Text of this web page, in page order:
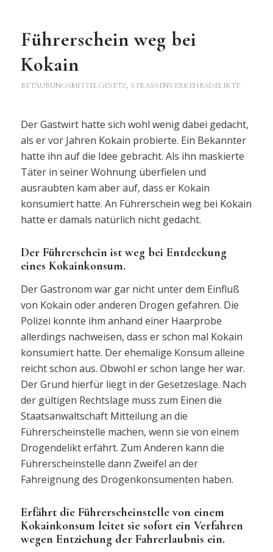
Führerschein weg bei
Kokain
BETÄUBUNGSMITTELGESETZ, STRASSENVERKEHRSDELIKTE
Der Gastwirt hatte sich wohl wenig dabei gedacht,
als er vor Jahren Kokain probierte. Ein Bekannter
hatte ihn auf die Idee gebracht. Als ihn maskierte
Täter in seiner Wohnung überfielen und
ausraubten kam aber auf, dass er Kokain
konsumiert hatte. An Führerschein weg bei Kokain
hatte er damals natürlich nicht gedacht.
Der Führerschein ist weg bei Entdeckung
eines Kokainkonsum.
Der Gastronom war gar nicht unter dem Einfluß
von Kokain oder anderen Drogen gefahren. Die
Polizei konnte ihm anhand einer Haarprobe
allerdings nachweisen, dass er schon mal Kokain
konsumiert hatte. Der ehemalige Konsum alleine
reicht schon aus. Obwohl er schon lange her war.
Der Grund hierfür liegt in der Gesetzeslage. Nach
der gültigen Rechtslage muss zum Einen die
Staatsanwaltschaft Mitteilung an die
Führerscheinstelle machen, wenn sie von einem
Drogendelikt erfährt. Zum Anderen kann die
Führerscheinstelle dann Zweifel an der
Fahreignung des Drogenkonsumenten haben.
Erfährt die Führerscheinstelle von einem
Kokainkonsum leitet sie sofort ein Verfahren
wegen Entziehung der Fahrerlaubnis ein.